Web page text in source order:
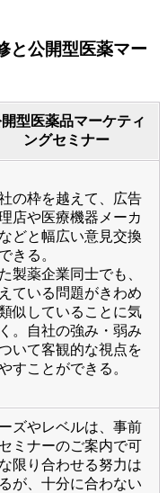
と公開型医薬マー
型医薬品マーケティ
ングセミナー
の枠を越えて、広告
店や医療機器メーカ
どと幅広い意見交換
きる。
製薬企業同士でも、
ている問題がきわめ
似していることに気
。自社の強み・弱み
いて客観的な視点を
すことができる。
ズやレベルは、事前
ミナーのご案内で可
限り合わせる努力は
が、十分に合わない